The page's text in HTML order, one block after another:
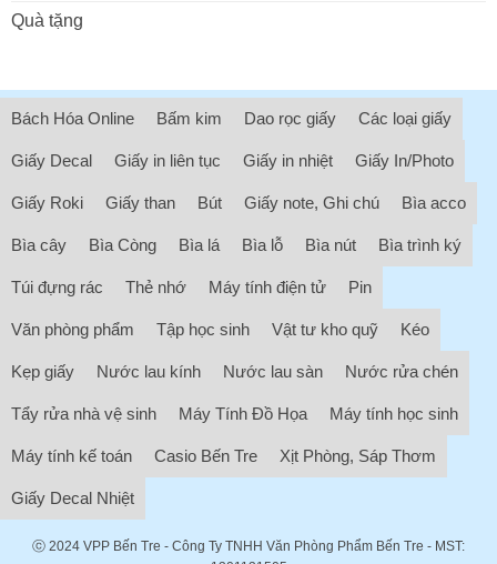
Quà tặng
Bách Hóa Online Bấm kim Dao rọc giấy Các loại giấy
Giấy Decal Giấy in liên tục Giấy in nhiệt Giấy In/Photo
Giấy Roki Giấy than Bút Giấy note, Ghi chú Bìa acco
Bìa cây Bìa Còng Bìa lá Bìa lỗ Bìa nút Bìa trình ký
Túi đựng rác Thẻ nhớ Máy tính điện tử Pin
Văn phòng phẩm Tập học sinh Vật tư kho quỹ Kéo
Kẹp giấy Nước lau kính Nước lau sàn Nước rửa chén
Tẩy rửa nhà vệ sinh Máy Tính Đồ Họa Máy tính học sinh
Máy tính kế toán Casio Bến Tre Xịt Phòng, Sáp Thơm
Giấy Decal Nhiệt
ⓒ 2024 VPP Bến Tre - Công Ty TNHH Văn Phòng Phẩm Bến Tre - MST: